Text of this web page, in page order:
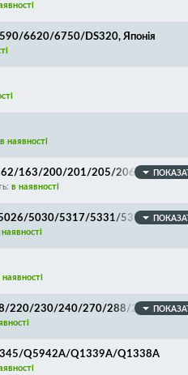
6620/6750/DS320, Японія
в наявності
162/163/200/201/205/206/207/
в наявності
5030/5317/5331/5332/5616/
наявності
220/230/240/270/288/290/295/
890/900/920/950
Q5942A/Q1339A/Q1338A